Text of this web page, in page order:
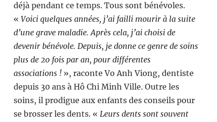
déjà pendant ce temps. Tous sont bénévoles.
« Voici quelques années, j’ai failli mourir à la suite
d’une grave maladie. Après cela, j’ai choisi de
devenir bénévole. Depuis, je donne ce genre de soins
plus de 20 fois par an, pour différentes
associations ! », raconte Vo Anh Viong, dentiste
depuis 30 ans à Hô Chi Minh Ville. Outre les
soins, il prodigue aux enfants des conseils pour
se brosser les dents. « Leurs dents sont souvent